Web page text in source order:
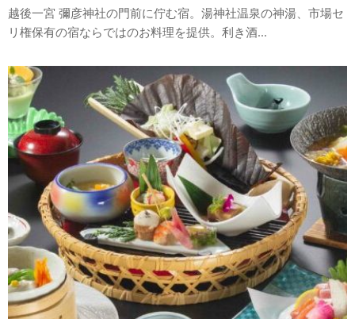
越後一宮 彌彦神社の門前に佇む宿。湯神社温泉の神湯、市場セ
リ権保有の宿ならではのお料理を提供。利き酒...